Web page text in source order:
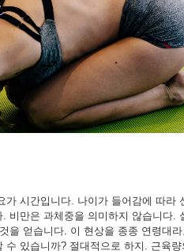
가 시간입니다. 나이가 들어감에 따라
비만은 과체중을 의미하지 않습니다.
을 얻습니다. 이 현상을 종종 연령대
수 있습니까? 절대적으로 하지. 근육